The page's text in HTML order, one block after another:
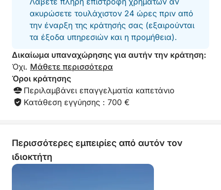
μας έκαναν να
ημέρα χαλαρή
κάτι που θα
ανεπιφύλακτα.
επίσης για
ακυρώσετε τουλάχιστον 24 ώρες πριν από
την έναρξη της κράτησής σας (εξαιρούνται
τα έξοδα υπηρεσιών και η προμήθεια).
Δικαίωμα υπαναχώρησης για αυτήν την κράτηση:
Όχι. Μάθετε περισσότερα
Όροι κράτησης
Περιλαμβάνει επαγγελματία καπετάνιο
Κατάθεση εγγύησης : 700 €
Περισσότερες εμπειρίες από αυτόν τον
ιδιοκτήτη